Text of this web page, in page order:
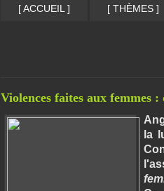
[ ACCUEIL ] [ THÈMES ]
Violences faites aux femmes :
la